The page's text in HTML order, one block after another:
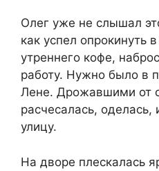
Олег уже не слышал
как успел опрокинуть
утреннего кофе,
работу. Нужно было в
Лене. Дрожавшими от
расчесалась,
улицу.
На дворе плескалась